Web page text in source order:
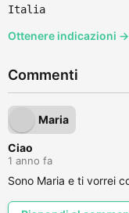
Italia
Ottenere indicazioni →
Commenti
Maria
Ciao
1 anno fa
Sono Maria e ti vorrei